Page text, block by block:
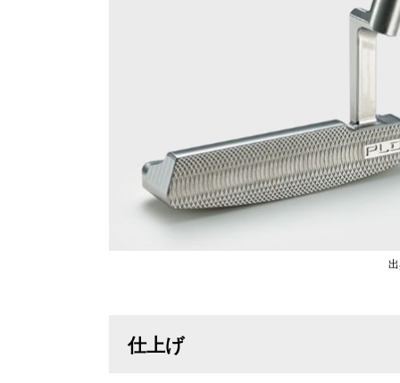
仕上げ